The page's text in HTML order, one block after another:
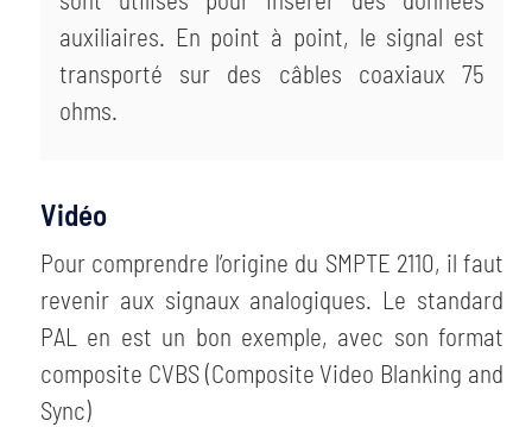
auxiliaires. En point à point, le signal est
transporté sur des câbles coaxiaux 75
ohms.
Vidéo
Pour comprendre l’origine du SMPTE 2110, il faut
revenir aux signaux analogiques. Le standard
PAL en est un bon exemple, avec son format
composite CVBS (Composite Video Blanking and
Sync)